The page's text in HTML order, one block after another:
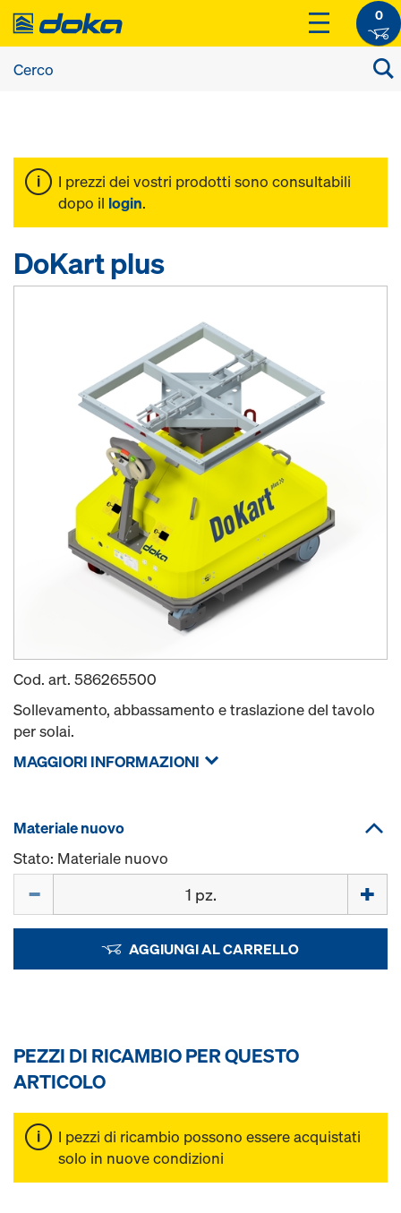
0
I prezzi dei vostri prodotti sono consultabili
dopo il login.
DoKart plus
Cod. art. 586265500
Sollevamento, abbassamento e traslazione del tavolo
per solai.
MAGGIORI INFORMAZIONI
Materiale nuovo
Stato: Materiale nuovo
AGGIUNGI AL CARRELLO
PEZZI DI RICAMBIO PER QUESTO
ARTICOLO
I pezzi di ricambio possono essere acquistati
solo in nuove condizioni